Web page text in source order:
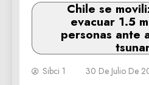
Chile se
evacuar 1.5
personas ante
Sibci 1 30 De Julio De